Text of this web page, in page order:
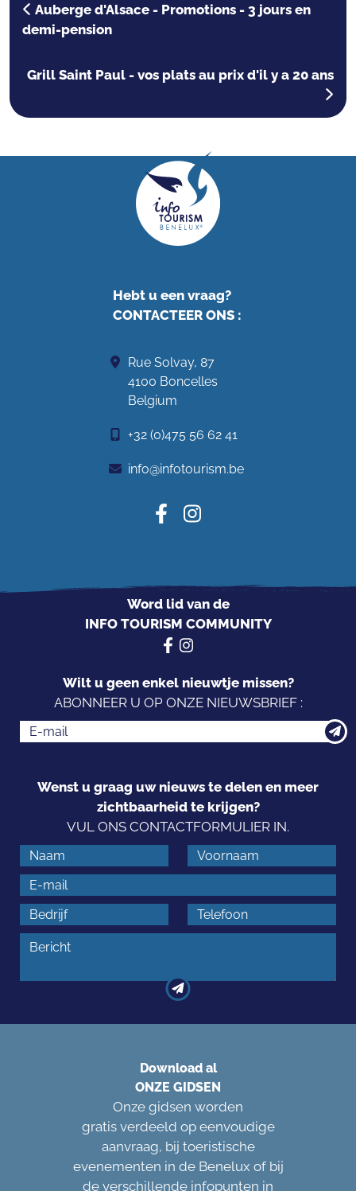
Auberge d'Alsace - Promotions - 3 jours en
demi-pension
Grill Saint Paul - vos plats au prix d'il y a 20 ans
Hebt u een vraag?
CONTACTEER ONS:
Rue Solvay, 87
4100 Boncelles
Belgium
+32 (0)475 56 62 41
info@infotourism.be
Word lid van de
INFO TOURISM COMMUNITY
Wilt u geen enkel nieuwtje missen?
ABONNEER U OP ONZE NIEUWSBRIEF :
Wenst u graag uw nieuws te delen en meer
zichtbaarheid te krijgen?
VUL ONS CONTACTFORMULIER IN.
Download al
ONZE GIDSEN
Onze gidsen worden
gratis verdeeld op eenvoudige
aanvraag, bij toeristische
evenementen in de Benelux of bij
de verschillende infopunten in